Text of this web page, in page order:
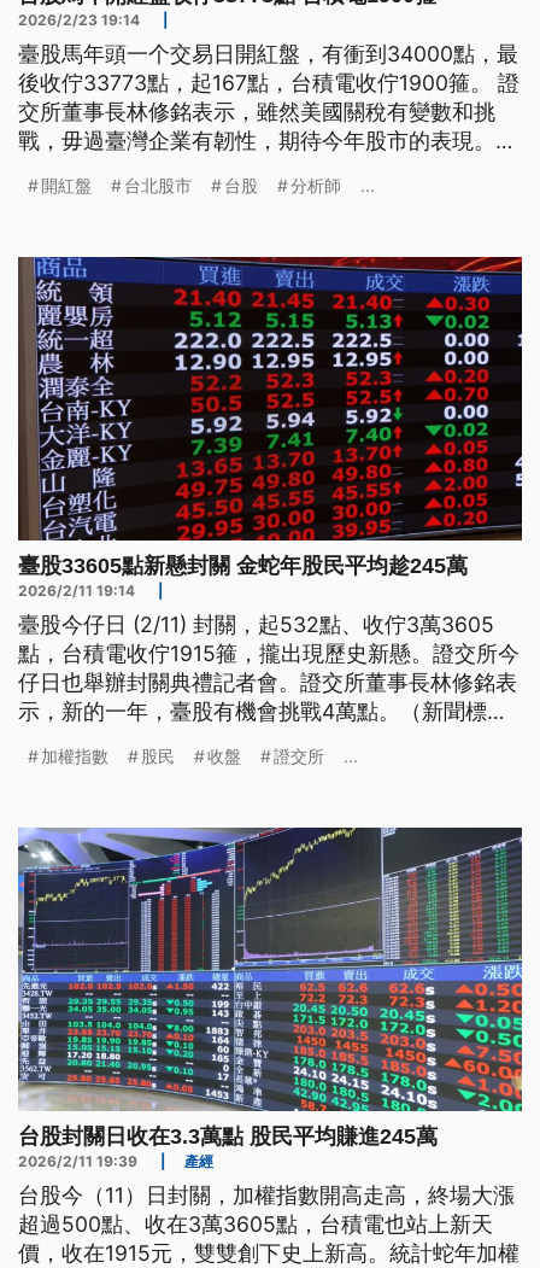
2026/2/23 19:14
臺股馬年頭一个交易日開紅盤，有衝到34000點，最
後收佇33773點，起167點，台積電收佇1900箍。 證
交所董事長林修銘表示，雖然美國關稅有變數和挑
戰，毋過臺灣企業有韌性，期待今年股市的表現。
開紅盤 台北股市 台股 分析師 ...
臺股33605點新懸封關 金蛇年股民平均趁245萬
2026/2/11 19:14
臺股今仔日 (2/11) 封關，起532點、收佇3萬3605
點，台積電收佇1915箍，攏出現歷史新懸。證交所今
仔日也舉辦封關典禮記者會。證交所董事長林修銘表
示，新的一年，臺股有機會挑戰4萬點。（新聞標
加權指數 股民 收盤 證交所 ...
台股封關日收在3.3萬點 股民平均賺進245萬
2026/2/11 19:39 產經
台股今（11）日封關，加權指數開高走高，終場大漲
超過500點、收在3萬3605點，台積電也站上新天
價，收在1915元，雙雙創下史上新高。統計蛇年加權